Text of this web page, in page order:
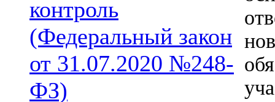
контроль
(Федеральный закон
от 31.07.2020 №248-
ФЗ)